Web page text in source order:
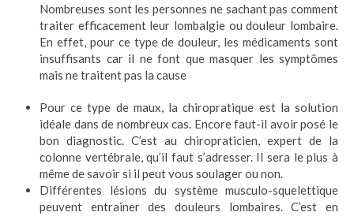
Nombreuses sont les personnes ne sachant pas comment
traiter efficacement leur lombalgie ou douleur lombaire.
En effet, pour ce type de douleur, les médicaments sont
insuffisants car il ne font que masquer les symptômes
mais ne traitent pas la cause
Pour ce type de maux, la chiropratique est la solution
idéale dans de nombreux cas. Encore faut-il avoir posé le
bon diagnostic. C’est au chiropraticien, expert de la
colonne vertébrale, qu’il faut s’adresser. Il sera le plus à
même de savoir si il peut vous soulager ou non.
Différentes lésions du système musculo-squelettique
peuvent entrainer des douleurs lombaires. C’est en